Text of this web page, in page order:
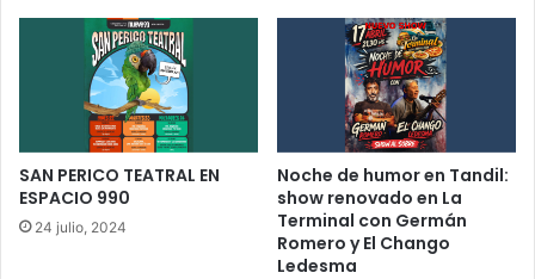
SAN PERICO TEATRAL EN
ESPACIO 990
24 julio, 2024
Noche de humor en Tandil:
show renovado en La
Terminal con Germán
Romero y El Chango
Ledesma